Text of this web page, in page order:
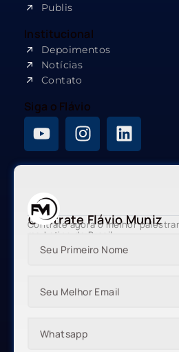
Publis
Institucional
Depoimentos
Notícias
Contato
Siga o Flávio
Contrate Flávio Muniz
Contrate agora o melhor
marketing do Brasil